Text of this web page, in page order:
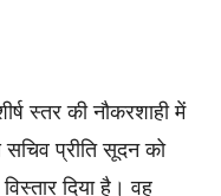
स्तर की नौकरशाही में
प्रीति सूदन को
दिया है। वह